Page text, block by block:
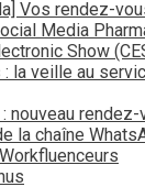
Vos rendez-
Media
Show
: la veille au
: nouveau
la chaîne